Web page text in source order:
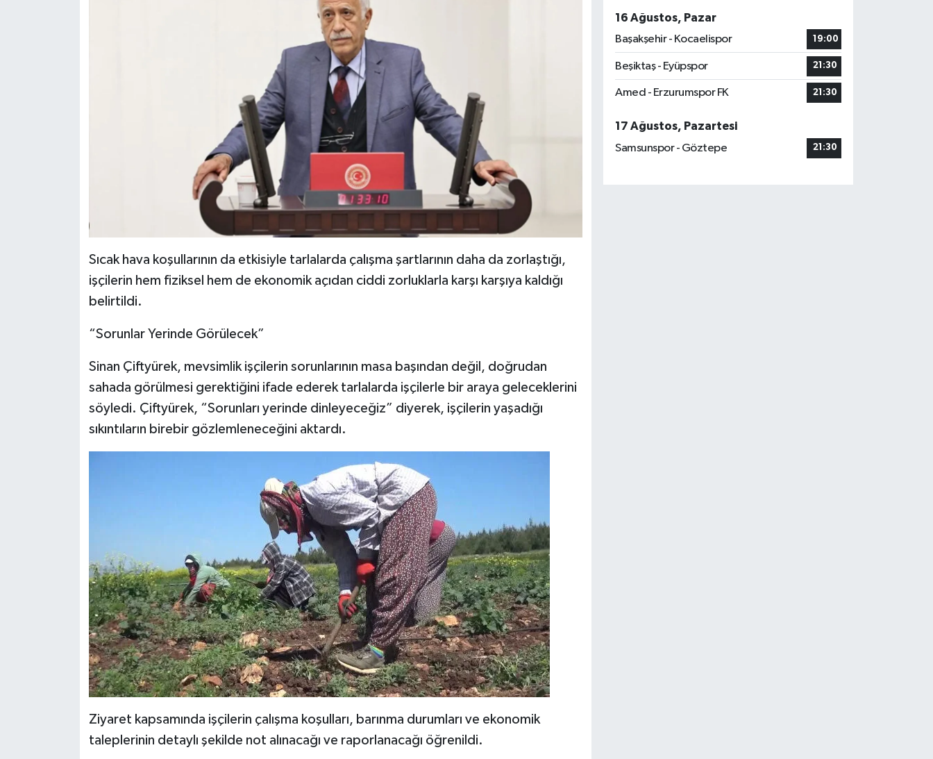
Sıcak hava koşullarının da etkisiyle tarlalarda çalışma şartlarının daha da zorlaştığı,
işçilerin hem fiziksel hem de ekonomik açıdan ciddi zorluklarla karşı karşıya kaldığı
belirtildi.
“Sorunlar Yerinde Görülecek”
Sinan Çiftyürek, mevsimlik işçilerin sorunlarının masa başından değil, doğrudan
sahada görülmesi gerektiğini ifade ederek tarlalarda işçilerle bir araya geleceklerini
söyledi. Çiftyürek, “Sorunları yerinde dinleyeceğiz” diyerek, işçilerin yaşadığı
sıkıntıların birebir gözlemleneceğini aktardı.
Ziyaret kapsamında işçilerin çalışma koşulları, barınma durumları ve ekonomik
taleplerinin detaylı şekilde not alınacağı ve raporlanacağı öğrenildi.
16 Ağustos, Pazar
Başakşehir - Kocaelispor
19:00
Beşiktaş - Eyüpspor 21:30
Amed - Erzurumspor FK 21:30
17 Ağustos, Pazartesi
Samsunspor - Göztepe
21:30